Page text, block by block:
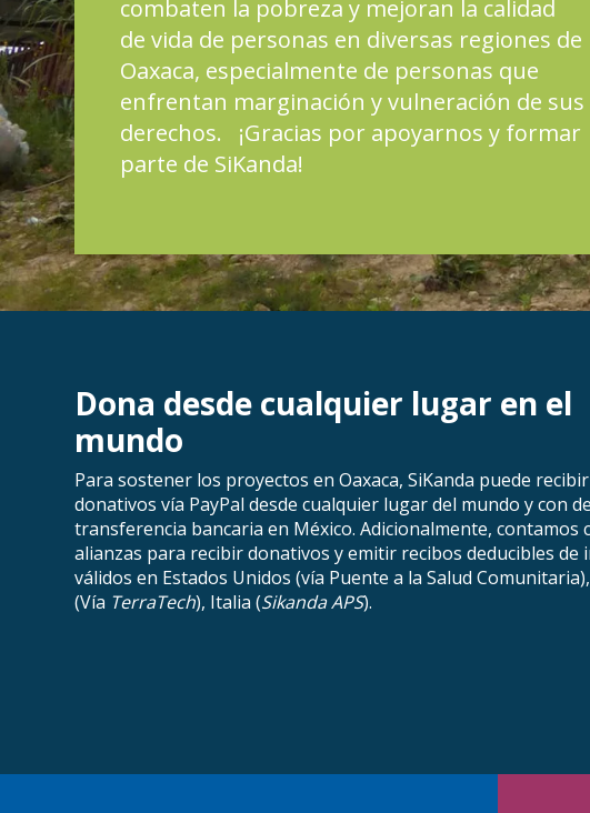
combaten la pobreza y mejoran la calidad
de vida de personas en diversas regiones de
Oaxaca, especialmente de personas que
enfrentan marginación y vulneración de sus
derechos. ¡Gracias por apoyarnos y formar
parte de SiKanda!
Dona desde cualquier lugar en el
mundo
Para sostener los proyectos en Oaxaca, SiKanda puede recibir
donativos vía PayPal desde cualquier lugar del mundo y con
transferencia bancaria en México. Adicionalmente, contamos
alianzas para recibir donativos y emitir recibos deducibles de
válidos en Estados Unidos (vía Puente a la Salud
(Vía TerraTech), Italia (Sikanda APS).